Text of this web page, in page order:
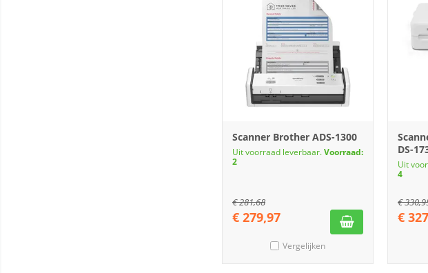
Scanner Brother ADS-1300
Uit voorraad leverbaar.Voorraad:
2
€281,68
€ 279,97
Vergelijken
DS-
Uit
4
€
€